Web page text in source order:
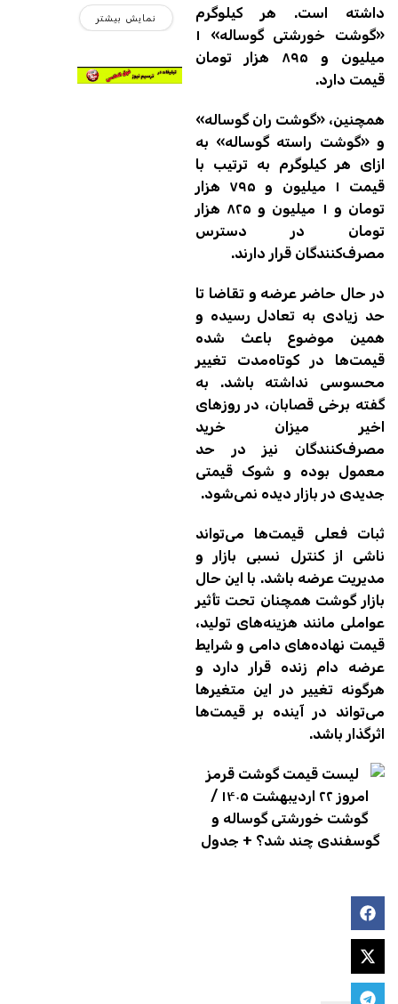
داشته است. هر کیلوگرم
«گوشت خورشتی گوساله» ۱
میلیون و ۸۹۵ هزار تومان
قیمت دارد.
همچنین، «گوشت ران گوساله»
و «گوشت راسته گوساله» به
ازای هر کیلوگرم به ترتیب با
قیمت ۱ میلیون و ۷۹۵ هزار
تومان و ۱ میلیون و ۸۲۵ هزار
تومان در دسترس
مصرف‌کنندگان قرار دارند.
در حال حاضر عرضه و تقاضا تا
حد زیادی به تعادل رسیده و
همین موضوع باعث شده
قیمت‌ها در کوتاه‌مدت تغییر
محسوسی نداشته باشد. به
گفته برخی قصابان، در روزهای
اخیر میزان خرید
مصرف‌کنندگان نیز در حد
معمول بوده و شوک قیمتی
جدیدی در بازار دیده نمی‌شود.
ثبات فعلی قیمت‌ها می‌تواند
ناشی از کنترل نسبی بازار و
مدیریت عرضه باشد. با این حال
بازار گوشت همچنان تحت تأثیر
عواملی مانند هزینه‌های تولید،
قیمت نهاده‌های دامی و شرایط
عرضه دام زنده قرار دارد و
هرگونه تغییر در این متغیرها
می‌تواند در آینده بر قیمت‌ها
اثرگذار باشد.
نمایش بیشتر